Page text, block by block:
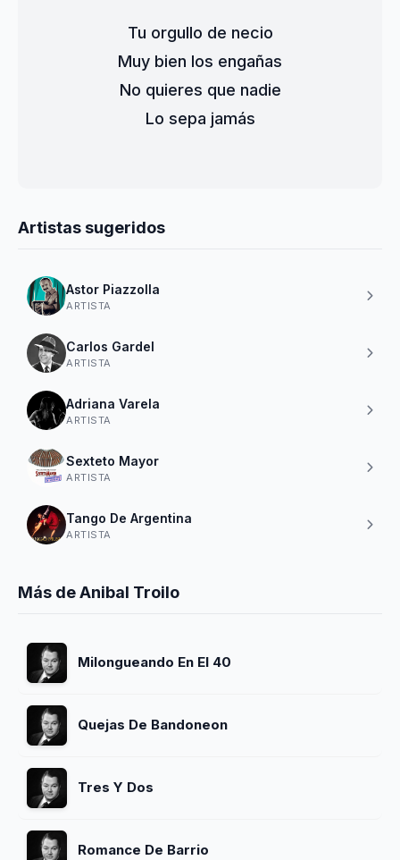
Tu orgullo de necio
Muy bien los engañas
No quieres que nadie
Lo sepa jamás
Artistas sugeridos
Astor Piazzolla
ARTISTA
Carlos Gardel
ARTISTA
Adriana Varela
ARTISTA
Sexteto Mayor
ARTISTA
Tango De Argentina
ARTISTA
Más de Anibal Troilo
Milongueando En El 40
Quejas De Bandoneon
Tres Y Dos
Romance De Barrio